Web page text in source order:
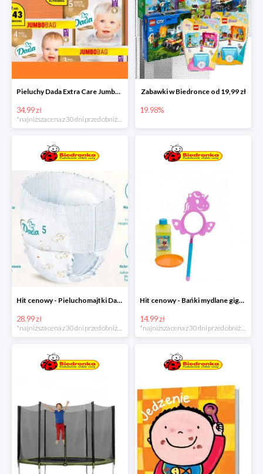
Pieluchy Dada Extra Care Jumbo Bag w super cenie
34.99 zł
*najniższa cena z 30 dni przed obniżką
Zabawki w Biedronce od 19,99 zł
19.98%
Hit cenowy - Pieluchomajtki Dada Pants
28.99 zł
Hit cenowy - Bańki mydlane gigant lub płyn uzupełniający
14.99 zł